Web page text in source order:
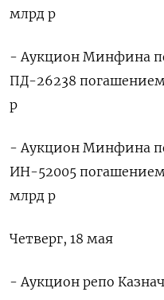
млрд р
- Аукцион Минфина
ПД-26238 погашением
р
- Аукцион Минфина
ИН-52005 погашением
млрд р
Четверг, 18 мая
- Аукцион репо